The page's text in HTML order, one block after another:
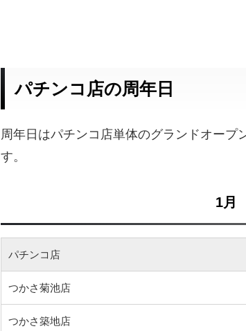
パチンコ店の周年日
周年日はパチンコ店単体のグランドオープ
す。
1月
パチンコ店
つかさ菊池店
つかさ築地店